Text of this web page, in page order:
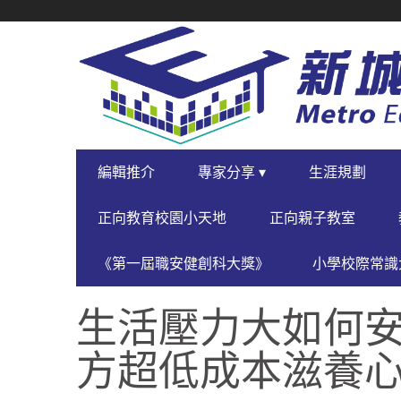
NAVIGATION
PRIMARY
NAVIGATION
編輯推介 專家分享 ▾ 生涯規劃
正向教育校園小天地 正向親子教室
《第一屆職安健創科大獎》 小學校際常
生活壓力大如何
方超低成本滋養